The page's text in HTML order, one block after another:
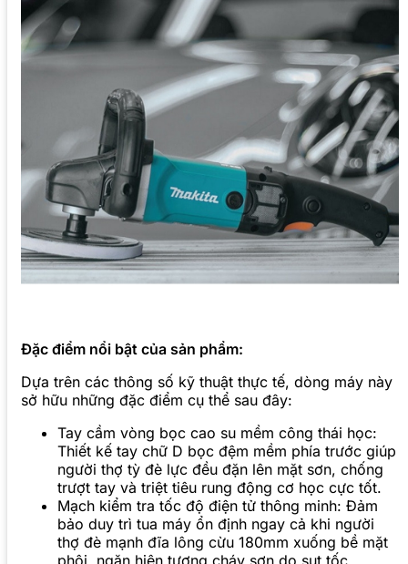
Đặc điểm nổi bật của sản phẩm:
Dựa trên các thông số kỹ thuật thực tế, dòng máy này
sở hữu những đặc điểm cụ thể sau đây:
Tay cầm vòng bọc cao su mềm công thái học:
Thiết kế tay chữ D bọc đệm mềm phía trước giúp
người thợ tỳ đè lực đều đặn lên mặt sơn, chống
trượt tay và triệt tiêu rung động cơ học cực tốt.
Mạch kiểm tra tốc độ điện tử thông minh: Đảm
bảo duy trì tua máy ổn định ngay cả khi người
thợ đè mạnh đĩa lông cừu 180mm xuống bề mặt
phôi, ngăn hiện tượng cháy sơn do sụt tốc.